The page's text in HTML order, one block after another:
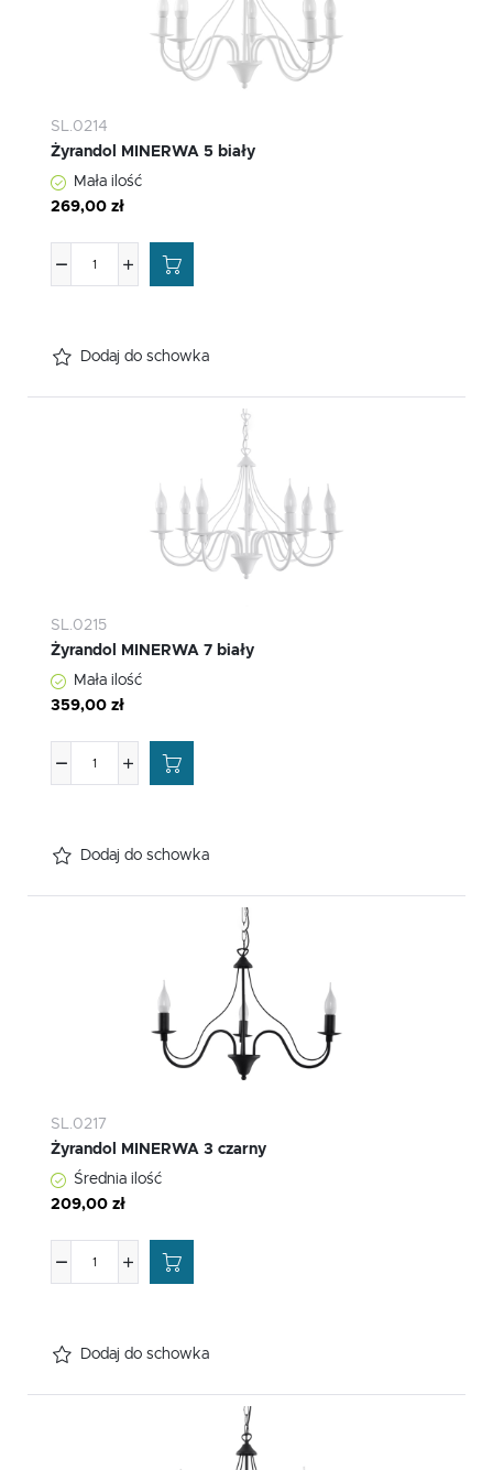
SL.0214
Żyrandol MINERWA 5 biały
Mała ilość
269,00 zł
Dodaj do schowka
SL.0215
Żyrandol MINERWA 7 biały
Mała ilość
359,00 zł
Dodaj do schowka
SL.0217
Żyrandol MINERWA 3 czarny
Średnia ilość
209,00 zł
Dodaj do schowka